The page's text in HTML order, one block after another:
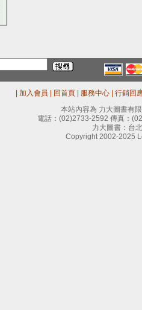
加入會員 回首頁 服務中心
行銷回
本站內容為 力大圖書有
電話： (02)2733-2592 傳真：
力大圖書：台
Copyright 2002-2025